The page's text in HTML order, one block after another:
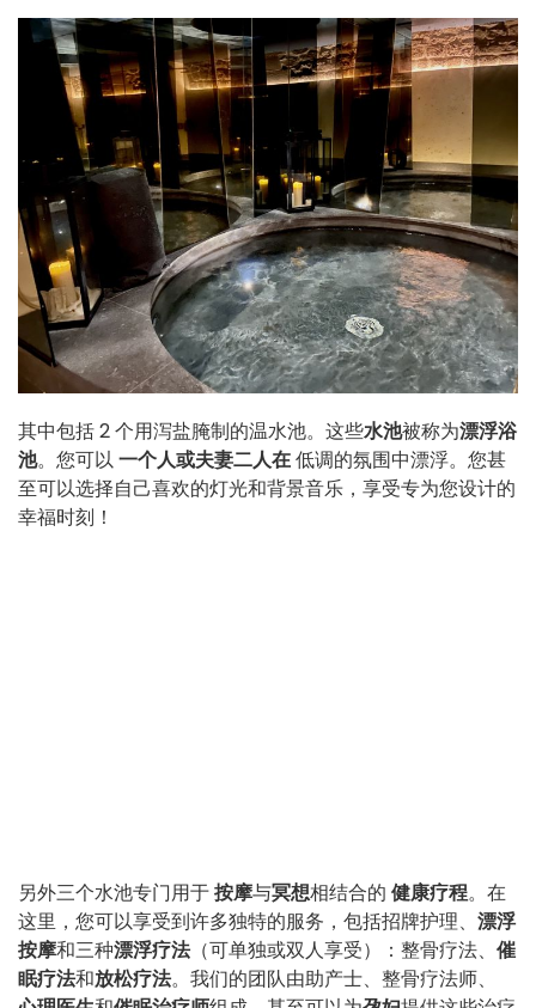
其中包括 2 个用泻盐腌制的温水池。这些水池被称为漂浮浴
池。您可以 一个人或夫妻二人在低调的氛围中漂浮。您甚
至可以选择自己喜欢的灯光和背景音乐，享受专为您设计的
幸福时刻！
另外三个水池专门用于按摩与冥想相结合的 健康疗程。在
这里，您可以享受到许多独特的服务，包括招牌护理、 漂浮
按摩和三种漂浮疗法（可单独或双人享受）：整骨疗法、 催
眠疗法和放松疗法。我们的团队由助产士、整骨疗法师、